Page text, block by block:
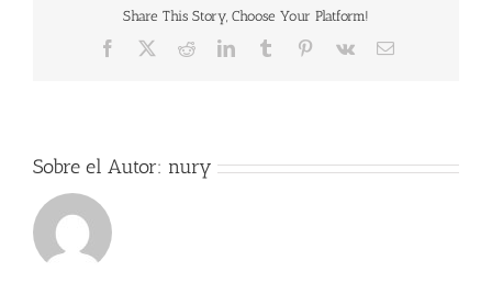
Share This Story, Choose Your Platform!
Facebook RedditLinkedInTumblr Pinterest
Vk
Correo
Sobre el Autor: nury